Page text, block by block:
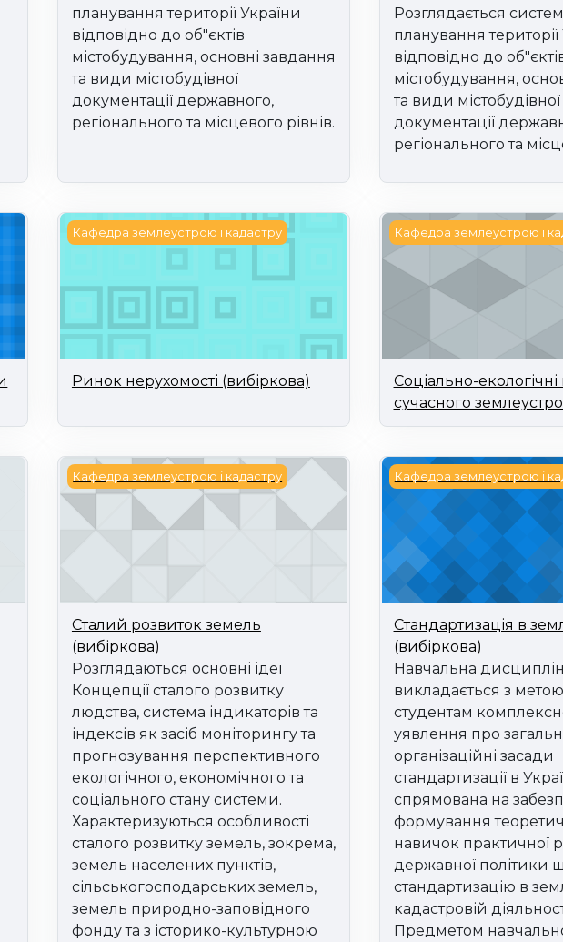
планування території України
відповідно до об"єктів
містобудування, основні завдання
та види містобудівної
документації державного,
регіонального та місцевого рівнів.
Розглядається
планування території
відповідно до
містобудування,
та види містобудівної
документації
регіонального та
землекористування
Ринок нерухомості (вибіркова)
Кафедра землеустрою і кадастру
Ринок нерухомості (вибіркова)
Соціально-
Кафедра землеустрою і
Соціально-
сучасного
землеустрою (вибіркова)
Сталий розвиток земель (вибіркова)
Кафедра землеустрою і кадастру
Сталий розвиток земель
(вибіркова)
Розглядаються основні ідеї
Концепції сталого розвитку
людства, система індикаторів та
індексів як засіб моніторингу та
прогнозування перспективного
екологічного, економічного та
соціального стану системи.
Характеризуються особливості
сталого розвитку земель, зокрема,
земель населених пунктів,
сільськогосподарських земель,
земель природно-заповідного
фонду та з історико-культурною
Стандартизація в
Кафедра землеустрою і
Стандартизація в
(вибіркова)
Навчальна
викладається з
студентам
уявлення про
організаційні засади
стандартизації в
спрямована на
формування
навичок практичної
державної політики
стандартизацію в
кадастровій
Предметом